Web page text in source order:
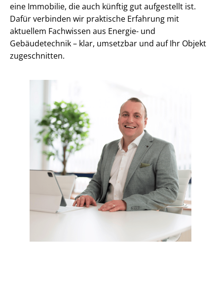
eine Immobilie, die auch künftig gut aufgestellt ist.
Dafür verbinden wir praktische Erfahrung mit
aktuellem Fachwissen aus Energie- und
Gebäudetechnik – klar, umsetzbar und auf Ihr Objekt
zugeschnitten.